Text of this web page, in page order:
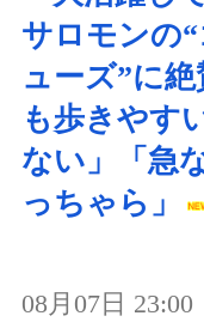
サロモンの
ューズ”に
も歩きやす
ない」「急
っちゃら」
08月07日 23:00